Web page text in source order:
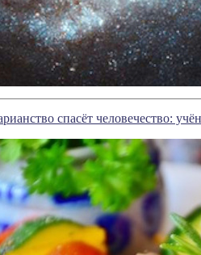
спасёт человечество: